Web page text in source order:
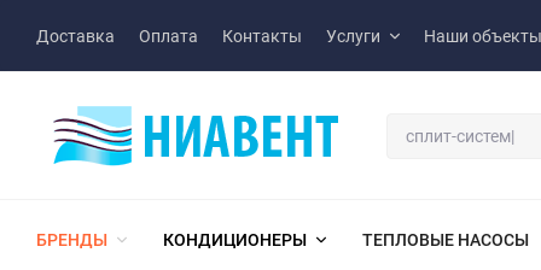
Доставка Оплата Контакты Услуги Наши объекты
БРЕНДЫ КОНДИЦИОНЕРЫ ТЕПЛОВЫЕ НАСОСЫ